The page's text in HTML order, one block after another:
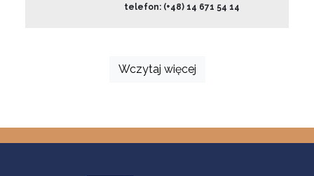
telefon: (+48) 14 671 54 14
Wczytaj więcej